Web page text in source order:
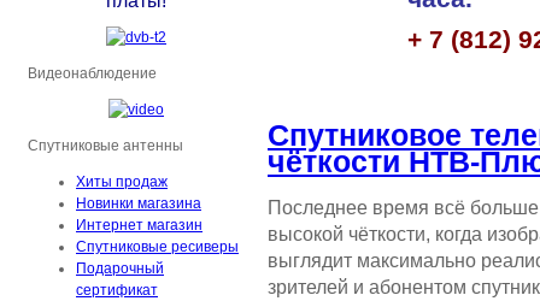
+ 7 (812)
Спутниковое
чёткости НТВ-
Последнее время всё больше
высокой чёткости, когда
выглядит максимально
зрителей и абонентом
Видеонаблюдение
Спутниковые антенны
Хиты продаж
Новинки магазина
Интернет магазин
Спутниковые ресиверы
Подарочный
сертификат